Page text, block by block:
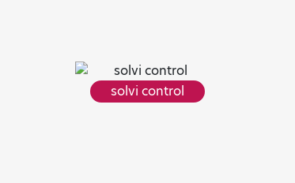
solvi control